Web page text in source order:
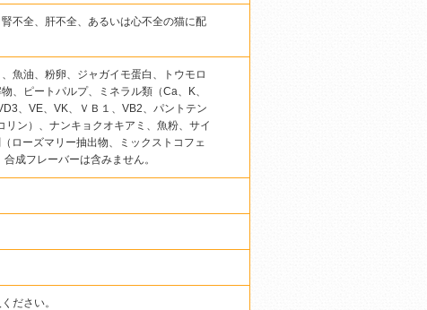
不全、肝不全、あるいは心不全の猫に配
魚油、粉卵、ジャガイモ蛋白、トウモロ
、ピートパルプ、ミネラル類（Ca、K、
、VE、VK、ＶＢ１、VB2、パントテン
ン）、ナンキョクオキアミ、魚粉、サイ
ローズマリー抽出物、ミックストコフェ
成フレーバーは含みません。
ださい。